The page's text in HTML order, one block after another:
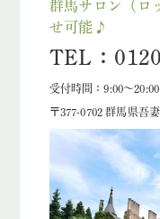
群馬サロン（ロ
せ可能♪
TEL：
受付時間：9:00～20:00
〒377-0702 群馬県吾